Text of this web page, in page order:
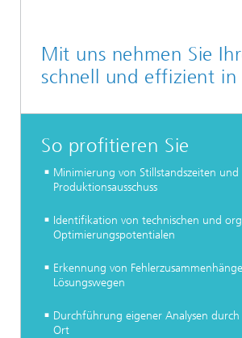
Mit uns nehmen Sie
schnell und effizient in
So profitieren Sie
Minimierung von Stillstandszeiten und
Produktionsausschuss
Identifikation von technischen und
Optimierungspotentialen
Erkennung von
Lösungswegen
Durchführung eigener Analysen
Ort